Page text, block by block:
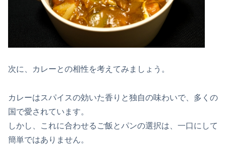
次に、カレーとの相性を考えてみましょう。
カレーはスパイスの効いた香りと独自の味わいで、多くの
国で愛されています。
しかし、これに合わせるご飯とパンの選択は、一口にして
簡単ではありません。